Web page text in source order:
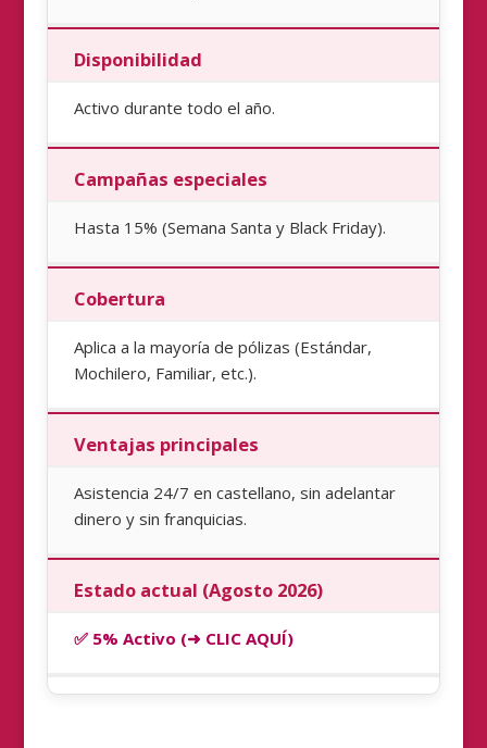
Disponibilidad
Activo durante todo el año.
Campañas especiales
Hasta 15% (Semana Santa y Black Friday).
Cobertura
Aplica a la mayoría de pólizas (Estándar,
Mochilero, Familiar, etc.).
Ventajas principales
Asistencia 24/7 en castellano, sin adelantar
dinero y sin franquicias.
Estado actual (Agosto 2026)
✅ 5% Activo (➜ CLIC AQUÍ)